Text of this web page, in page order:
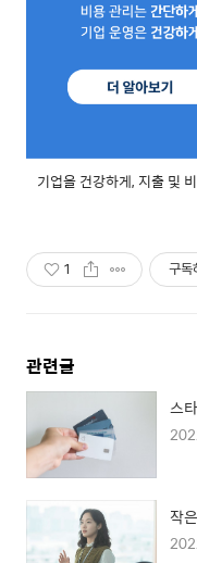
기업을 건강하게, 지출 및
1 구독
관련글
스
작